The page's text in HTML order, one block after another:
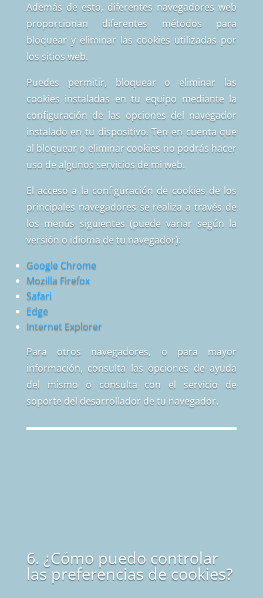
Además de esto, diferentes navegadores web
proporcionan diferentes métodos para
bloquear y eliminar las cookies utilizadas por
los sitios web.
Puedes permitir, bloquear o eliminar las
cookies instaladas en tu equipo mediante la
configuración de las opciones del navegador
instalado en tu dispositivo. Ten en cuenta que
al bloquear o eliminar cookies no podrás hacer
uso de algunos servicios de mi web.
El acceso a la configuración de cookies de los
principales navegadores se realiza a través de
los menús siguientes (puede variar según la
versión o idioma de tu navegador):
Google Chrome
Mozilla Firefox
Safari
Edge
Internet Explorer
Para otros navegadores, o para mayor
información, consulta las opciones de ayuda
del mismo o consulta con el servicio de
soporte del desarrollador de tu navegador.
6. ¿Cómo puedo controlar
las preferencias de cookies?